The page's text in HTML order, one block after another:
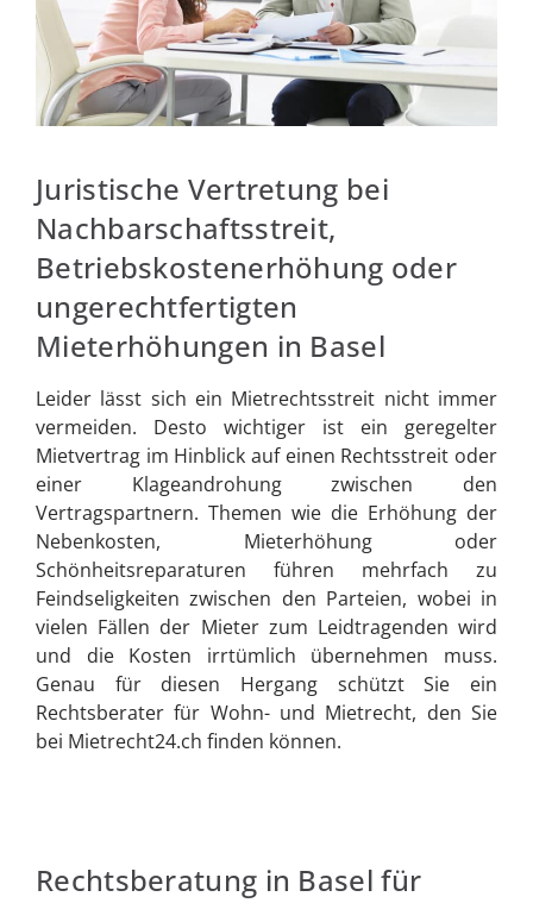
Juristische Vertretung bei
Nachbarschaftsstreit,
Betriebskostenerhöhung oder
ungerechtfertigten
Mieterhöhungen in Basel
Leider lässt sich ein Mietrechtsstreit nicht immer
vermeiden. Desto wichtiger ist ein geregelter
Mietvertrag im Hinblick auf einen Rechtsstreit oder
einer Klageandrohung zwischen den
Vertragspartnern. Themen wie die Erhöhung der
Nebenkosten, Mieterhöhung oder
Schönheitsreparaturen führen mehrfach zu
Feindseligkeiten zwischen den Parteien, wobei in
vielen Fällen der Mieter zum Leidtragenden wird
und die Kosten irrtümlich übernehmen muss.
Genau für diesen Hergang schützt Sie ein
Rechtsberater für Wohn- und Mietrecht, den Sie
bei Mietrecht24.ch finden können.
Rechtsberatung in Basel für